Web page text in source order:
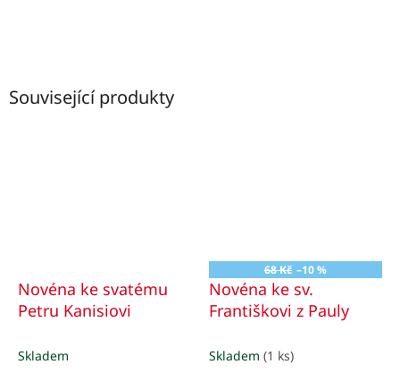
Související produkty
Novéna ke svatému
Petru Kanisiovi
Skladem
68 Kč –10 %
Novéna ke sv.
Františkovi z Pauly
Skladem (1 ks)